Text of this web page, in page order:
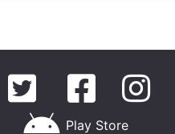
Play Store